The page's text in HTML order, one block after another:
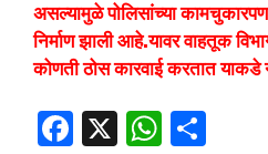
असल्यामुळे पोलिसांच्या
निर्माण झाली आहे.यावर वाहतूक
कोणती ठोस कारवाई करतात
F
X
W